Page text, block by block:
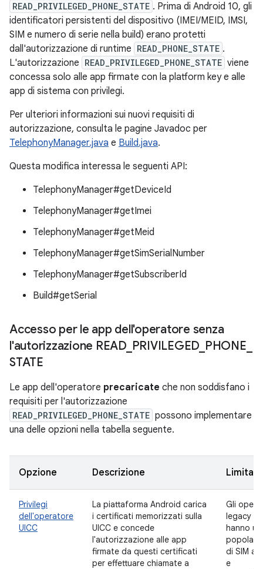
READ_PRIVILEGED_PHONE_STATE . Prima di Android 10, gli
identificatori persistenti del dispositivo (IMEI/MEID, IMSI,
SIM e numero di serie nella build) erano protetti
dall'autorizzazione di runtime READ_PHONE_STATE .
L'autorizzazione READ_PRIVILEGED_PHONE_STATE viene
concessa solo alle app firmate con la platform key e alle
app di sistema con privilegi.
Per ulteriori informazioni sui nuovi requisiti di
autorizzazione, consulta le pagine Javadoc per
TelephonyManager.java e Build.java.
Questa modifica interessa le seguenti API:
TelephonyManager#getDeviceId
TelephonyManager#getImei
TelephonyManager#getMeid
TelephonyManager#getSimSerialNumber
TelephonyManager#getSubscriberId
Build#getSerial
Accesso per le app dell'operatore senza
l'autorizzazione READ_ PRIVILEGED PHONE
STATE
Le app dell'operatore precaricate che non soddisfano i
requisiti per l'autorizzazione
READ_PRIVILEGED_PHONE_STATE possono implementare
una delle opzioni nella tabella seguente.
Opzione Descrizione
Privilegi
dell'operatore
UICC
La piattaforma Android carica
i certificati memorizzati sulla
UICC e concede
l'autorizzazione alle app
firmate da questi certificati
per effettuare chiamate a
Gli
legacy
hanno
di SIM
e